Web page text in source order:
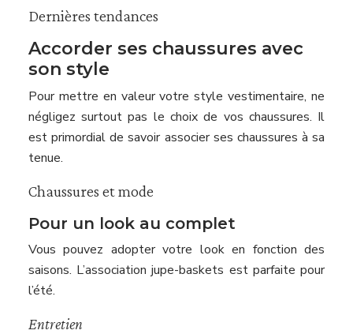
Dernières tendances
Accorder ses chaussures avec
son style
Pour mettre en valeur votre style vestimentaire, ne
négligez surtout pas le choix de vos chaussures. Il
est primordial de savoir associer ses chaussures à sa
tenue.
Chaussures et mode
Pour un look au complet
Vous pouvez adopter votre look en fonction des
saisons. L’association jupe-baskets est parfaite pour
l’été.
Entretien